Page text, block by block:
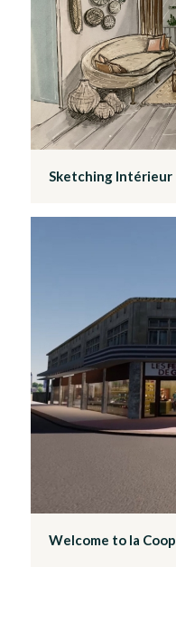
Sketching Intérieur
Welcome to la Coop